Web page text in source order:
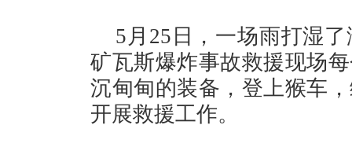
5月25日，一场雨打湿
矿瓦斯爆炸事故救援现场
沉甸甸的装备，登上猴车
开展救援工作。